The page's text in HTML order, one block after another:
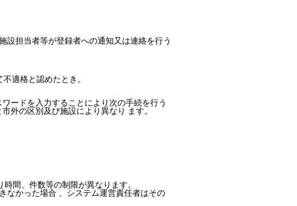
設担当者等が登録者への通知又は連絡を行う
適格と認めたとき。
ードを入力することにより次の手続を行う
外の区別及び施設により異なり ます。
間、件数等の制限が異なります。
なかった場合 、システム運営責任者はその